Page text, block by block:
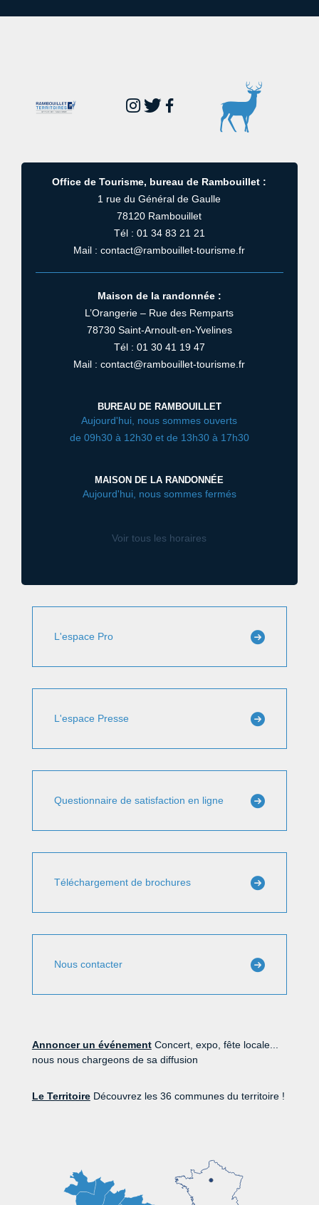
Office de Tourisme, bureau de Rambouillet :
1 rue du Général de Gaulle
78120 Rambouillet
Tél : 01 34 83 21 21
Mail : contact@rambouillet-tourisme.fr
Maison de la randonnée :
L’Orangerie – Rue des Remparts
78730 Saint-Arnoult-en-Yvelines
Tél : 01 30 41 19 47
Mail : contact@rambouillet-tourisme.fr
BUREAU DE RAMBOUILLET
Aujourd'hui, nous sommes ouverts
de 09h30 à 12h30 et de 13h30 à 17h30
MAISON DE LA RANDONNÉE
Aujourd'hui, nous sommes fermés
Voir tous les horaires
L'espace Pro
L'espace Presse
Questionnaire de satisfaction en ligne
Téléchargement de brochures
Nous contacter
Annoncer un événementConcert, expo, fête locale...
nous nous chargeons de sa diffusion
Le TerritoireDécouvrez les 36 communes du territoire !